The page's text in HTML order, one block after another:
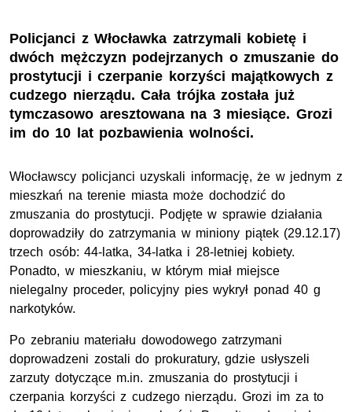
Policjanci z Włocławka zatrzymali kobietę i
dwóch mężczyzn podejrzanych o zmuszanie do
prostytucji i czerpanie korzyści majątkowych z
cudzego nierządu. Cała trójka została już
tymczasowo aresztowana na 3 miesiące. Grozi
im do 10 lat pozbawienia wolności.
Włocławscy policjanci uzyskali informację, że w jednym z
mieszkań na terenie miasta może dochodzić do
zmuszania do prostytucji. Podjęte w sprawie działania
doprowadziły do zatrzymania w miniony piątek (29.12.17)
trzech osób: 44-latka, 34-latka i 28-letniej kobiety.
Ponadto, w mieszkaniu, w którym miał miejsce
nielegalny proceder, policyjny pies wykrył ponad 40 g
narkotyków.
Po zebraniu materiału dowodowego zatrzymani
doprowadzeni zostali do prokuratury, gdzie usłyszeli
zarzuty dotyczące m.in. zmuszania do prostytucji i
czerpania korzyści z cudzego nierządu. Grozi im za to